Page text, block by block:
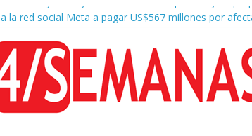
la red social Meta a pagar US$567 millones por
al Congreso: tres detenidos durante la protesta
defendió la Ley de Tierras y lamentó el retiro del
de la ley de propiedad privada, Bullrich apuntó: